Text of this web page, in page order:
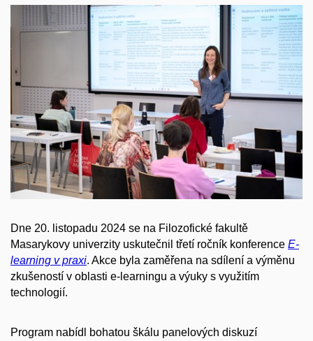
Dne 20. listopadu 2024 se na Filozofické fakultě
Masarykovy univerzity uskutečnil třetí ročník konference E-
learning v praxi. Akce byla zaměřena na sdílení a výměnu
zkušeností v oblasti e-learningu a výuky s využitím
technologií.
Program nabídl bohatou škálu panelových diskuzí